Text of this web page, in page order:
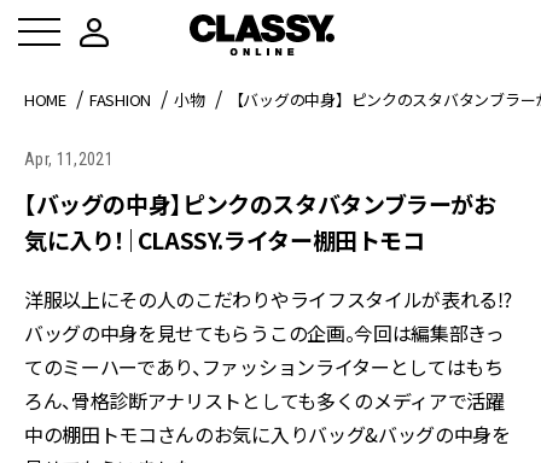
HOME FASHION 小物 【バッグの中身】ピンクのスタバタンブラ
Apr, 11,2021
【バッグの中身】ピンクのスタバタンブラーがお
気に入り！｜CLASSY.ライター棚田トモコ
洋服以上にその人のこだわりやライフスタイルが表れる⁉︎
バッグの中身を見せてもらうこの企画。今回は編集部きっ
てのミーハーであり、ファッションライターとしてはもち
ろん、骨格診断アナリストとしても多くのメディアで活躍
中の棚田トモコさんのお気に入りバッグ&バッグの中身を